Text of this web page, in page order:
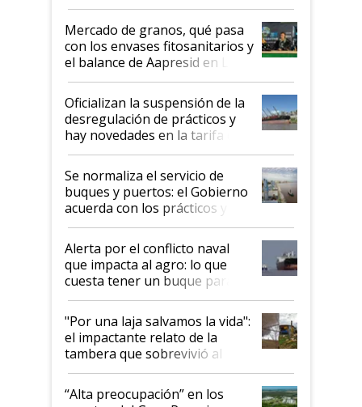
Mercado de granos, qué pasa
con los envases fitosanitarios y
el balance de Aapresid en La
Posta
Oficializan la suspensión de la
desregulación de prácticos y
hay novedades en la tarifa de
la hidrovía
Se normaliza el servicio de
buques y puertos: el Gobierno
acuerda con los prácticos y
suspende el decreto de
desregulación
Alerta por el conflicto naval
que impacta al agro: lo que
cuesta tener un buque parado
y el peligro de que Argentina
pase a ser "país sucio"
"Por una laja salvamos la vida":
el impactante relato de la
tambera que sobrevivió al
tornado
“Alta preocupación” en los